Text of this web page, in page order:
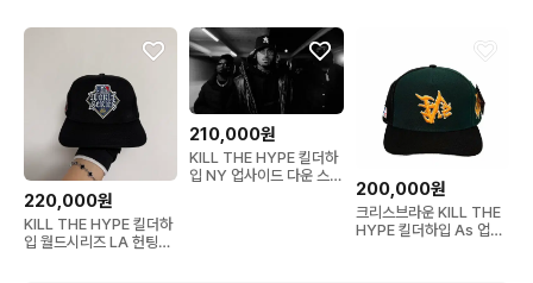
220,000원
KILL THE HYPE 킬더하
입 월드시리즈 LA 헌팅시
210,000원
KILL THE HYPE 킬더하
입 NY 업사이드 다운 스냅
200,000원
크리스브라운 KILL THE
HYPE 킬더하입 As 업사